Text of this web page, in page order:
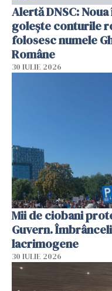
Alertă DNSC:
golește conturile
folosesc numele
Române
30 IULIE 2026
Mii de ciobani
Guvern.
lacrimogene
30 IULIE 2026